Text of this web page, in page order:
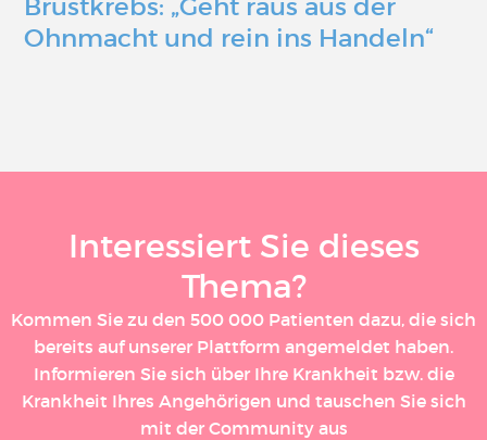
Brustkrebs: „Geht raus aus der
Ohnmacht und rein ins Handeln“
Interessiert Sie dieses
Thema?
Kommen Sie zu den 500 000 Patienten dazu, die sich
bereits auf unserer Plattform angemeldet haben.
Informieren Sie sich über Ihre Krankheit bzw. die
Krankheit Ihres Angehörigen und tauschen Sie sich
mit der Community aus